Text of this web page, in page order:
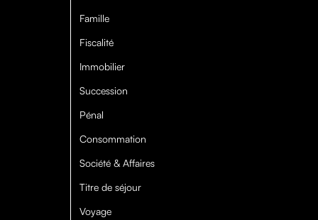
Famille
Fiscalité
Immobilier
Succession
Pénal
Consommation
Société & Affaires
Titre de séjour
Voyage